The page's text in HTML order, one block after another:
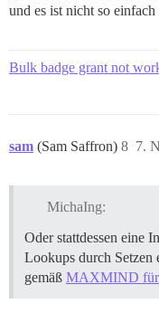
und es ist nicht so
Bulk badge grant not
sam (Sam Saffron) 7.
8
MichaIng:
Oder stattdessen eine
Lookups durch Setzen
gemäß MAXMIND für